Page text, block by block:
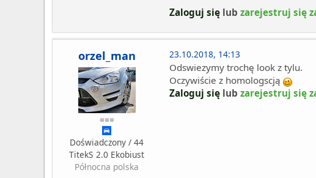
Zaloguj się lub zarejestruj się
orzel_man
Doświadczony / 44
TitekS 2.0 Ekobiust
Północna polska
23.10.2018, 14:13
Odswiezymy trochę look z tylu.
Oczywiście z homologscją
Zaloguj się lub zarejestruj się